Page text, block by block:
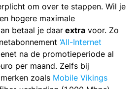
om over te stappen. Wil je
hogere maximale
betaal je daar extra voor. Zo
‘All-Internet
na de promotieperiode al
per maand. Zelfs bij
zoals Mobile Vikings